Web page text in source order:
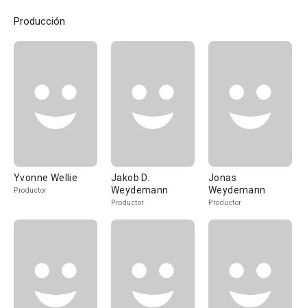
Producción
Yvonne Wellie
Productor
Jakob D.
Weydemann
Productor
Jonas
Weydemann
Productor